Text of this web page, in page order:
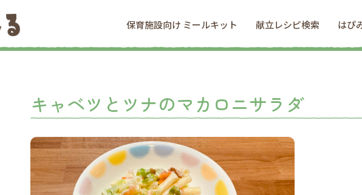
保育施設向け ミールキット 献立レシピ検索 はぴ
キャベツとツナのマカロニサラダ